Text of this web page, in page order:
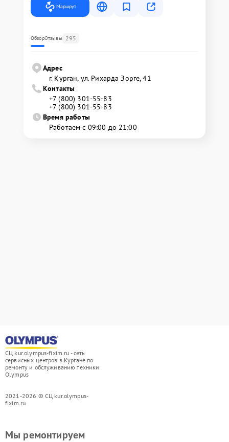
Маршрут
ОбзорОтзывы 295
Адрес
г. Курган, ул. Рихарда Зорге, 41
Контакты
+7 (800) 301-55-83
+7 (800) 301-55-83
Время работы
Работаем с 09:00 до 21:00
СЦ kur.olympus-fixim.ru - сеть
сервисных центров в Кургане по
ремонту и обслуживанию техники
Olympus
2021-2026 © СЦ kur.olympus-
fixim.ru
Мы ремонтируем